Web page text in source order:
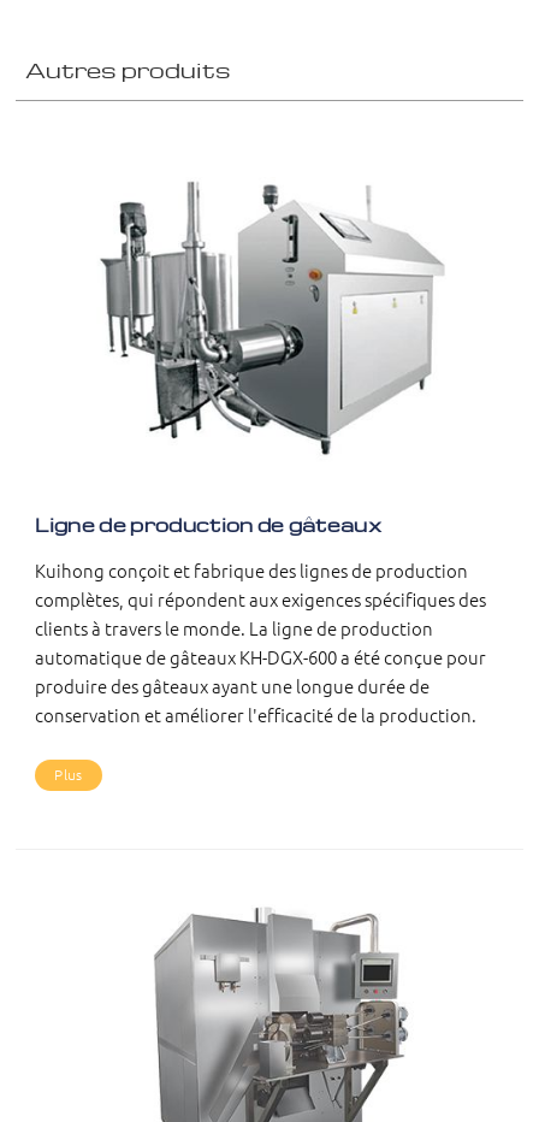
Autres produits
Ligne de production de gâteaux
Kuihong conçoit et fabrique des lignes de production
complètes, qui répondent aux exigences spécifiques des
clients à travers le monde. La ligne de production
automatique de gâteaux KH-DGX-600 a été conçue pour
produire des gâteaux ayant une longue durée de
conservation et améliorer l'efficacité de la production.
Plus